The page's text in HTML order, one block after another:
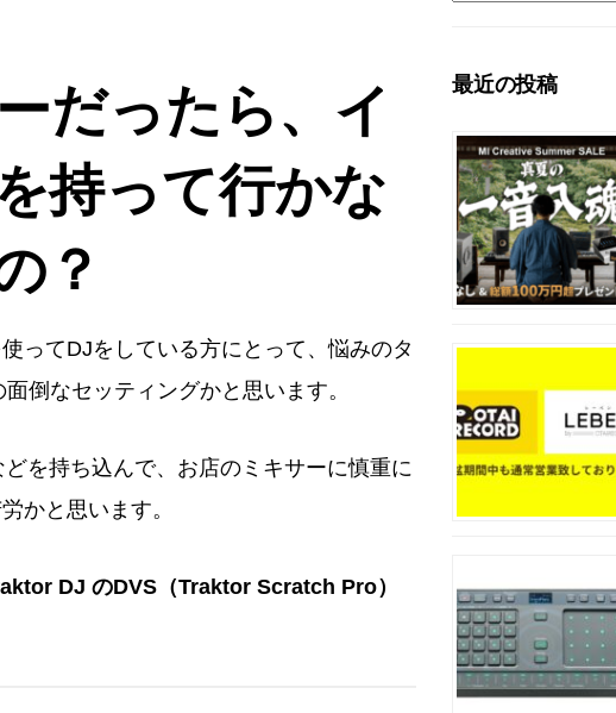
だったら、イ
持って行かな
？
ってDJをしている方にとって、悩みのタ
倒なセッティングかと思います。
どを持ち込んで、お店のミキサーに慎重に
かと思います。
DJ のDVS（Traktor Scratch Pro）
最近の投稿